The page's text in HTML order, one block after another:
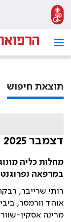
תוצאת חיפוש
דצמבר 2025
מחלות כליה
במרפאה
רותי שרייבר,
אוהד וורמסר,
מרינה אסקין-